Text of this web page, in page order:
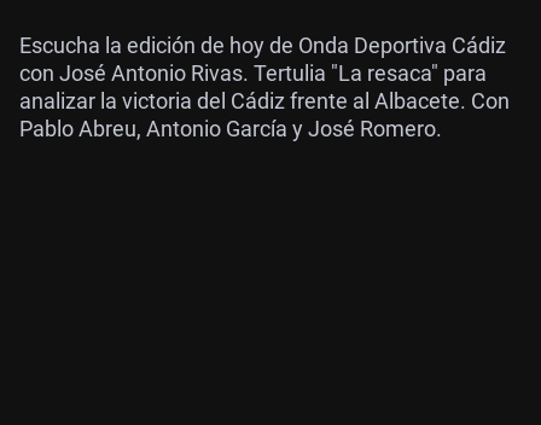
Escucha la edición de hoy de Onda Deportiva Cádiz
con José Antonio Rivas. Tertulia "La resaca" para
analizar la victoria del Cádiz frente al Albacete. Con
Pablo Abreu, Antonio García y José Romero.